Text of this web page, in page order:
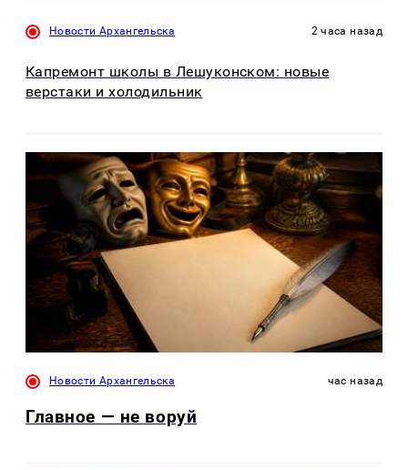
Новости Архангельска 2 часа назад
Капремонт школы в Лешуконском: новые
верстаки и холодильник
Новости Архангельска час назад
Главное — не воруй